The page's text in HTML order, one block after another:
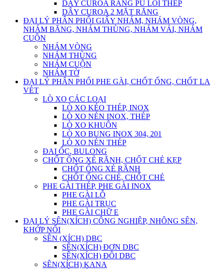
DÂY CUROA RĂNG PU LÕI THÉP
DÂY CUROA 2 MẶT RĂNG
ĐẠI LÝ PHÂN PHỐI GIẤY NHÁM, NHÁM VÒNG,
NHÁM BĂNG, NHÁM THÙNG, NHÁM VẢI, NHÁM
CUỘN
NHÁM VÒNG
NHÁM THÙNG
NHÁM CUỘN
NHÁM TỜ
ĐẠI LÝ PHÂN PHỐI PHE GÀI, CHỐT ỐNG, CHỐT LA
VÉT
LÒ XO CÁC LOẠI
LÒ XO KÉO THÉP, INOX
LÒ XO NÉN INOX, THÉP
LÒ XO KHUÔN
LÒ XO BUNG INOX 304, 201
LÒ XO NÉN THÉP
ĐAI ỐC, BULONG
CHỐT ỐNG XẺ RÃNH, CHỐT CHẺ KẸP
CHỐT ỐNG XẺ RÃNH
CHỐT ỐNG CHẺ, CHỐT CHẺ
PHE GÀI THÉP, PHE GÀI INOX
PHE GÀI LỖ
PHE GÀI TRỤC
PHE GÀI CHỮ E
ĐẠI LÝ SÊN(XÍCH) CÔNG NGHIỆP, NHÔNG SÊN,
KHỚP NỐI
SÊN (XÍCH) DBC
SÊN(XÍCH) ĐƠN DBC
SÊN(XÍCH) ĐÔI DBC
SÊN(XÍCH) KANA